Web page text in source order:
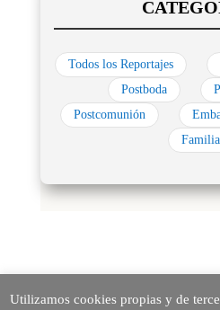
Todos los Reportajes
Postboda
Postcomunión
Familia
Utilizamos cookies propias y de